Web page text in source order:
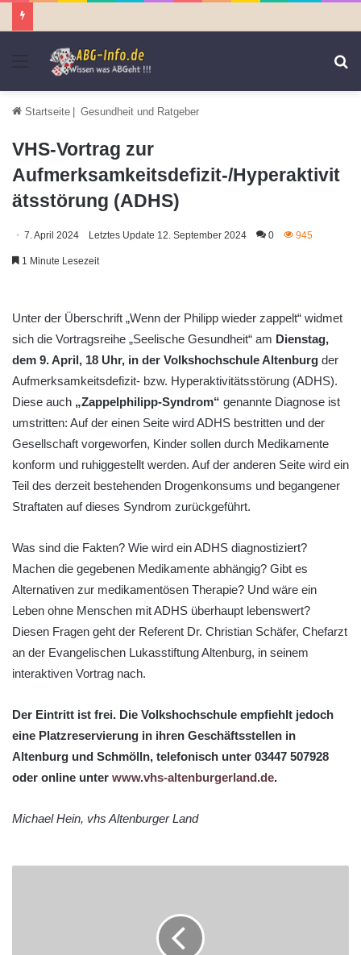
Menü
Startseite | Gesundheit und Ratgeber
VHS-Vortrag zur
Aufmerksamkeitsdefizit-/Hyperaktivit
ätsstörung (ADHS)
7. April 2024 Letztes Update 12. September 2024 0 945
1 Minute Lesezeit
Unter der Überschrift „Wenn der Philipp wieder zappelt“ widmet
sich die Vortragsreihe „Seelische Gesundheit“ am Dienstag,
dem 9. April, 18 Uhr, in der Volkshochschule Altenburg der
Aufmerksamkeitsdefizit- bzw. Hyperaktivitätsstörung (ADHS).
Diese auch „Zappelphilipp-Syndrom“ genannte Diagnose ist
umstritten: Auf der einen Seite wird ADHS bestritten und der
Gesellschaft vorgeworfen, Kinder sollen durch Medikamente
konform und ruhiggestellt werden. Auf der anderen Seite wird ein
Teil des derzeit bestehenden Drogenkonsums und begangener
Straftaten auf dieses Syndrom zurückgeführt.
Was sind die Fakten? Wie wird ein ADHS diagnostiziert?
Machen die gegebenen Medikamente abhängig? Gibt es
Alternativen zur medikamentösen Therapie? Und wäre ein
Leben ohne Menschen mit ADHS überhaupt lebenswert?
Diesen Fragen geht der Referent Dr. Christian Schäfer, Chefarzt
an der Evangelischen Lukasstiftung Altenburg, in seinem
interaktiven Vortrag nach.
Der Eintritt ist frei. Die Volkshochschule empfiehlt jedoch
eine Platzreservierung in ihren Geschäftsstellen in
Altenburg und Schmölln, telefonisch unter 03447 507928
oder online unter www.vhs-altenburgerland.de.
Michael Hein, vhs Altenburger Land